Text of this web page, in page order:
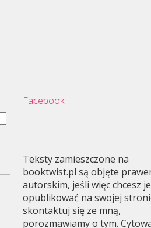
Facebook
Teksty zamieszczone na
booktwist.pl są objęte
autorskim, jeśli więc chcesz je
opublikować na swojej
skontaktuj się ze mną,
porozmawiamy o tym.